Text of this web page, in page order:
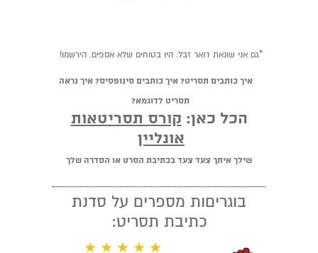
*גם אני שונאת דואר זבל. היו בטוחים שלא אספים. הירשמו!
איך כותבים תסריט? איך כותבים סינופסיס? איך נראה
תסריט לדוגמא?
הכל כאן: קורס תסריטאות
אונליין
שילך איתך צעד צעד בכתיבת הסרט או הסדרה שלך
בוגריםות מספרים על סדנת
כתיבת תסריט:
★ ★ ★ ★ ★